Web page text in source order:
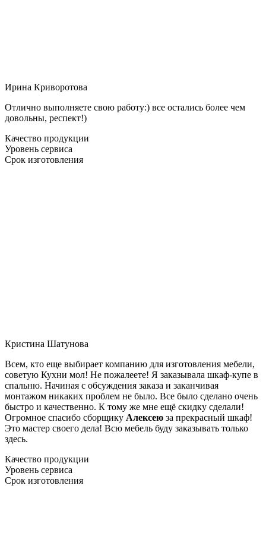
Ирина Криворотова
Отлично выполняете свою работу:) все остались более чем
довольны, респект!)
Качество продукции
Уровень сервиса
Срок изготовления
Кристина Шатунова
Всем, кто еще выбирает компанию для изготовления мебели,
советую Кухни мол! Не пожалеете! Я заказывала шкаф-купе в
спальню. Начиная с обсуждения заказа и заканчивая
монтажом никаких проблем не было. Все было сделано очень
быстро и качественно. К тому же мне ещё скидку сделали!
Огромное спасибо сборщику Алексею за прекрасный шкаф!
Это мастер своего дела! Всю мебель буду заказывать только
здесь.
Качество продукции
Уровень сервиса
Срок изготовления